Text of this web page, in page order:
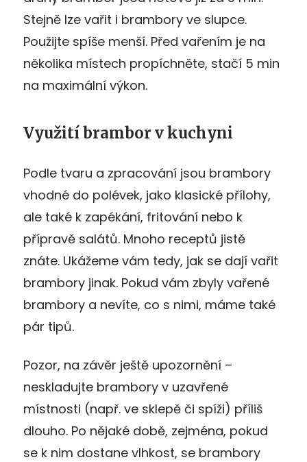
Stejně lze vařit i brambory ve slupce.
Použijte spíše menší. Před vařením je na
několika místech propíchněte, stačí 5 min
na maximální výkon.
Využití brambor v kuchyni
Podle tvaru a zpracování jsou brambory
vhodné do polévek, jako klasické přílohy,
ale také k zapékání, fritování nebo k
přípravě salátů. Mnoho receptů jistě
znáte. Ukážeme vám tedy, jak se dají vařit
brambory jinak. Pokud vám zbyly vařené
brambory a nevíte, co s nimi, máme také
pár tipů.
Pozor, na závěr ještě upozornění –
neskladujte brambory v uzavřené
místnosti (např. ve sklepě či spíži) příliš
dlouho. Po nějaké době, zejména, pokud
se k nim dostane vlhkost, se brambory